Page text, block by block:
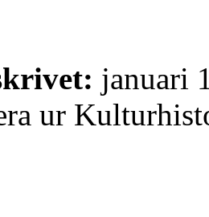
januari
ur